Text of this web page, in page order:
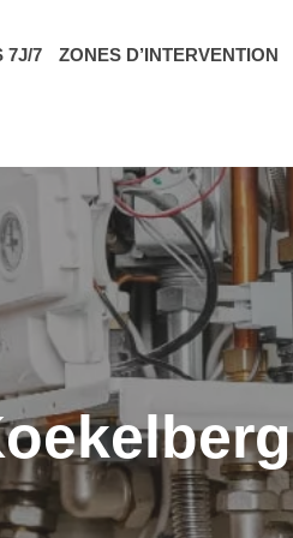
7J/7 ZONES D’INTERVENTION